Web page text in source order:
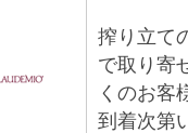
搾り立て
で取り寄
くのお客
到着次第